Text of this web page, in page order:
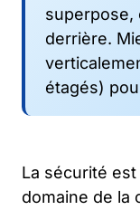
superpose,
derrière.
étagés)
La sécurité
domaine de la